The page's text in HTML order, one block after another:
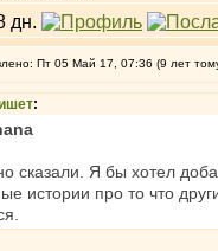
Пт 05 Май 17, 07:36 (9 лет
:
сказали. Я бы хотел
истории про то что